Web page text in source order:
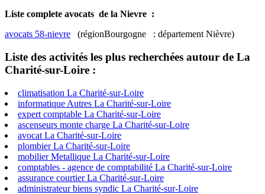
Liste complete avocats de la Nievre :
avocats 58-nievre (régionBourgogne : département Nièvre)
Liste des activités les plus recherchées autour de La
Charité-sur-Loire :
climatisation La Charité-sur-Loire
informatique Autres La Charité-sur-Loire
expert comptable La Charité-sur-Loire
ascenseurs monte charge La Charité-sur-Loire
avocat La Charité-sur-Loire
plombier La Charité-sur-Loire
mobilier Metallique La Charité-sur-Loire
comptables - agence de comptabilité La Charité-sur-Loire
assurance courtier La Charité-sur-Loire
administrateur biens syndic La Charité-sur-Loire